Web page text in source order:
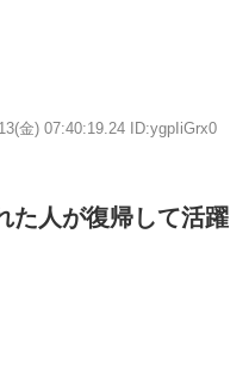
金) 07:40:19.24 ID:ygpIiGrx0
た人が復帰して活躍